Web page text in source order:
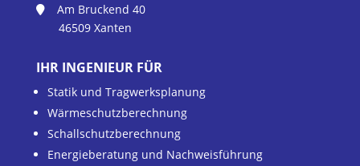
Am Bruckend 40
46509 Xanten
IHR INGENIEUR FÜR
Statik und Tragwerksplanung
Wärmeschutzberechnung
Schallschutzberechnung
Energieberatung und Nachweisführung